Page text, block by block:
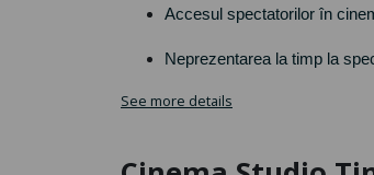
Accesul spectatorilor în
Neprezentarea la timp la
See more details